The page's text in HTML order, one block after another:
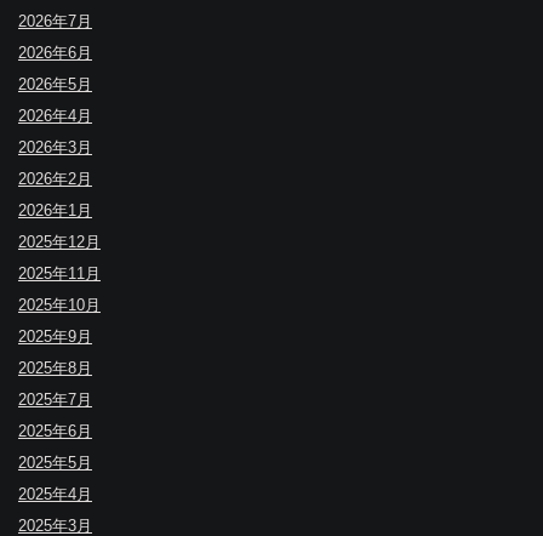
2026年7月
2026年6月
2026年5月
2026年4月
2026年3月
2026年2月
2026年1月
2025年12月
2025年11月
2025年10月
2025年9月
2025年8月
2025年7月
2025年6月
2025年5月
2025年4月
2025年3月